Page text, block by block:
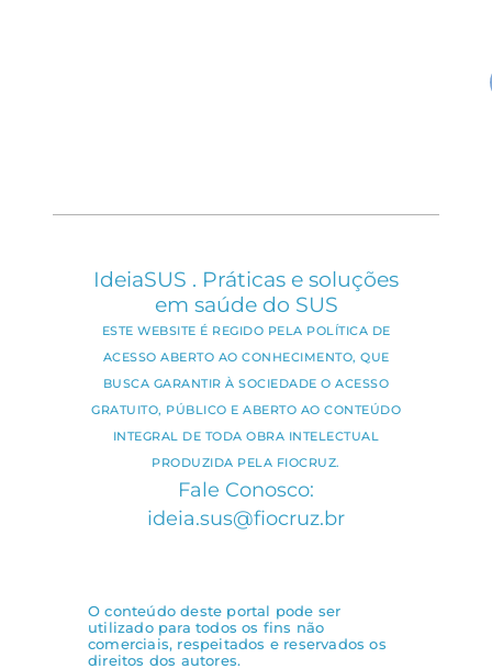
IdeiaSUS . Práticas e soluções
em saúde do SUS
ESTE WEBSITE É REGIDO PELA POLÍTICA DE
ACESSO ABERTO AO CONHECIMENTO, QUE
BUSCA GARANTIR À SOCIEDADE O ACESSO
GRATUITO, PÚBLICO E ABERTO AO CONTEÚDO
INTEGRAL DE TODA OBRA INTELECTUAL
PRODUZIDA PELA FIOCRUZ.
Fale Conosco:
ideia.sus@fiocruz.br
O conteúdo deste portal pode ser
utilizado para todos os fins não
comerciais, respeitados e reservados os
direitos dos autores.